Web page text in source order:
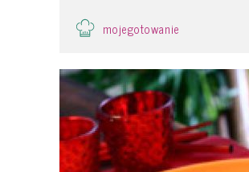
mojegotowanie